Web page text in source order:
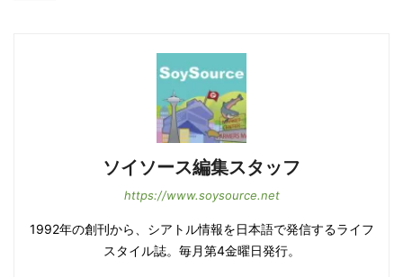
ソイソース編集スタッフ
https://www.soysource.net
1992年の創刊から、シアトル情報を日本語で発信するライフ
スタイル誌。毎月第4金曜日発行。